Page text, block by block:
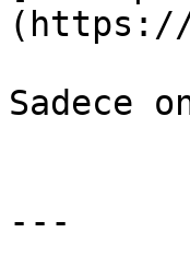
(https://
Sadece
---